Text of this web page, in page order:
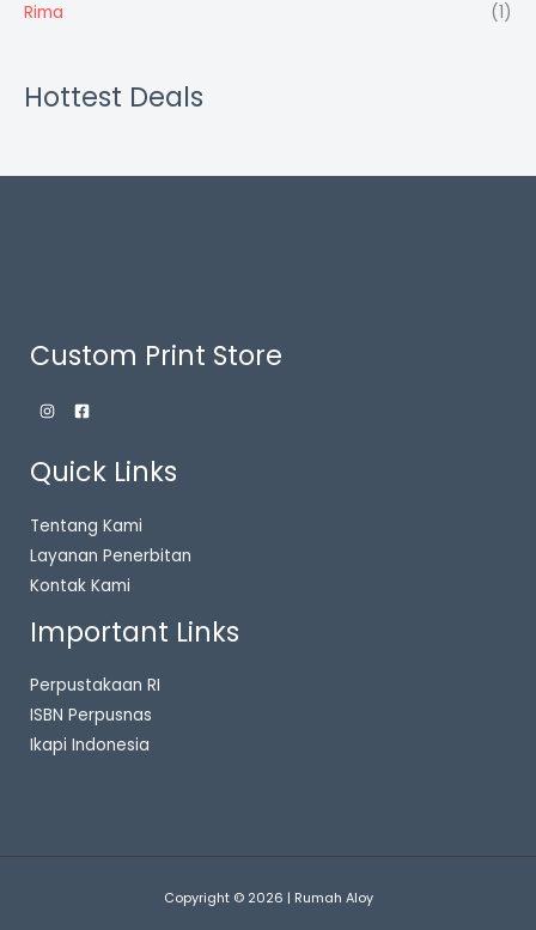
Rima
(1)
Hottest Deals
Custom Print Store
Quick Links
Tentang Kami
Layanan Penerbitan
Kontak Kami
Important Links
Perpustakaan RI
ISBN Perpusnas
Ikapi Indonesia
Copyright © 2026 | Rumah Aloy